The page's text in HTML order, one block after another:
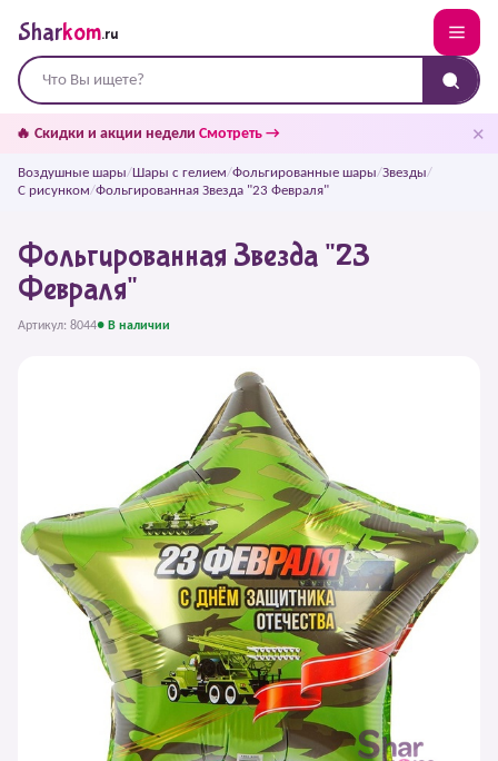
Sharkom.ru
🔥 Скидки и акции недели Смотреть → ✕
Воздушные шары/Шары с гелием/Фольгированные шары/Звезды/
С рисунком/Фольгированная Звезда "23 Февраля"
Фольгированная Звезда "23
Февраля"
Артикул: 8044● В наличии